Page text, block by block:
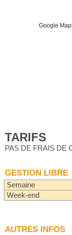
Google
TARIFS
PAS DE FRAIS DE
GESTION LIBRE
Semaine
Week-end
AUTRES INFOS